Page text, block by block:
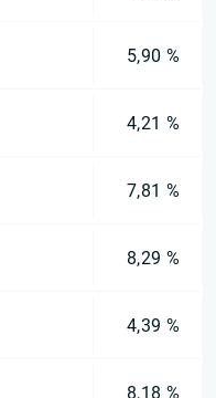
5,90 %
4,21 %
7,81 %
8,29 %
4,39 %
8,18 %